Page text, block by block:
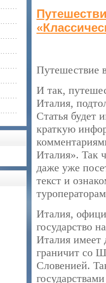
Путешествие
И так,
Италия,
Статья будет
краткую
Италия». Так
даже уже
текст и
Италия,
государство
Италия имеет
граничит со
Словенией.